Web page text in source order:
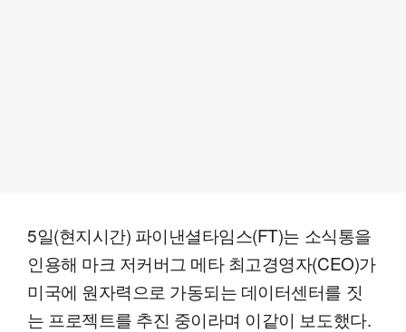
5일(현지시간) 파이낸셜타임스(FT)는 소식통을
인용해 마크 저커버그 메타 최고경영자(CEO)가
미국에 원자력으로 가동되는 데이터센터를 짓
는 프로젝트를 추진 중이라며 이같이 보도했다.